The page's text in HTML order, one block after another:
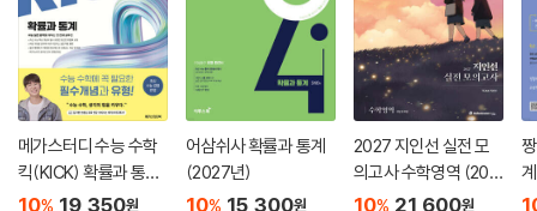
메가스터디 수능 수학
킥(KICK) 확률과 통계
(2026년)
10% 19,350원
어삼쉬사 확률과 통계
(2027년)
10% 15,300원
2027 지인선 실전 모
의고사 수학영역 (202
6년)
10% 21,600원